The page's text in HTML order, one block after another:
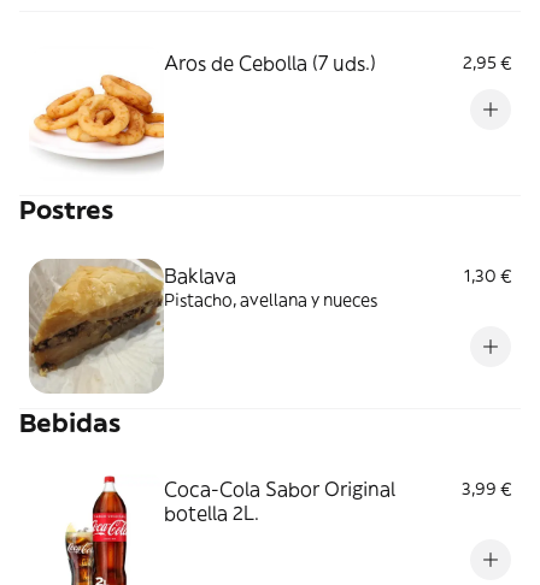
Aros de Cebolla (7 uds.) 2,95 €
Postres
Baklava
1,30 €
Pistacho, avellana y nueces
Bebidas
Coca-Cola Sabor Original
botella 2L.
3,99 €